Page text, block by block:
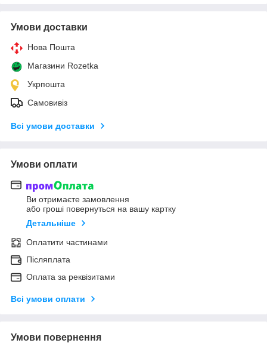
Умови доставки
Нова Пошта
Магазини Rozetka
Укрпошта
Самовивіз
Всі умови доставки
Умови оплати
Ви отримаєте замовлення
або гроші повернуться на вашу картку
Детальніше
Оплатити частинами
Післяплата
Оплата за реквізитами
Всі умови оплати
Умови повернення